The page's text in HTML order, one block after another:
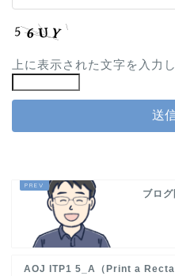
上に表示された文字を入力
ブロ
AOJ ITP1 5_A（Print a